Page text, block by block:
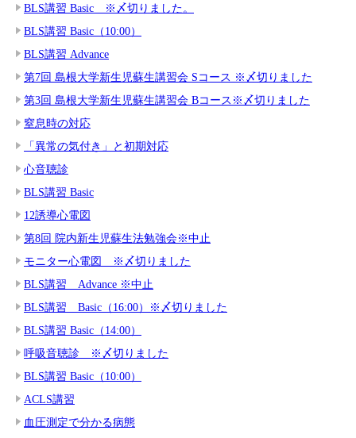
BLS講習 Basic ※〆切りました。
BLS講習 Basic（10:00）
BLS講習 Advance
第7回 島根大学新生児蘇生講習会 Sコース ※〆切りました
第3回 島根大学新生児蘇生講習会 Bコース※〆切りました
窒息時の対応
「異常の気付き」と初期対応
心音聴診
BLS講習 Basic
12誘導心電図
第8回 院内新生児蘇生法勉強会※中止
モニター心電図 ※〆切りました
BLS講習 Advance ※中止
BLS講習 Basic（16:00）※〆切りました
BLS講習 Basic（14:00）
呼吸音聴診 ※〆切りました
BLS講習 Basic（10:00）
ACLS講習
血圧測定で分かる病態